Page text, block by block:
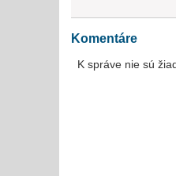
Komentáre
K správe nie sú